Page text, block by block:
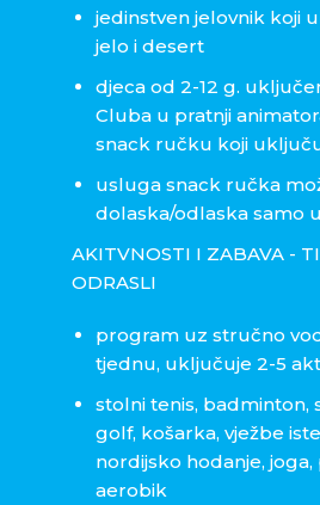
jedinstven jelovnik koji
jelo i desert
djeca od 2-12 g.
Cluba u pratnji
snack ručku koji
usluga snack ručka
dolaska/odlaska samo
AKITVNOSTI I ZABAVA -
ODRASLI
program uz stručno
tjednu, uključuje 2-5
stolni tenis, badminton,
golf, košarka, vježbe
nordijsko hodanje,
aerobik